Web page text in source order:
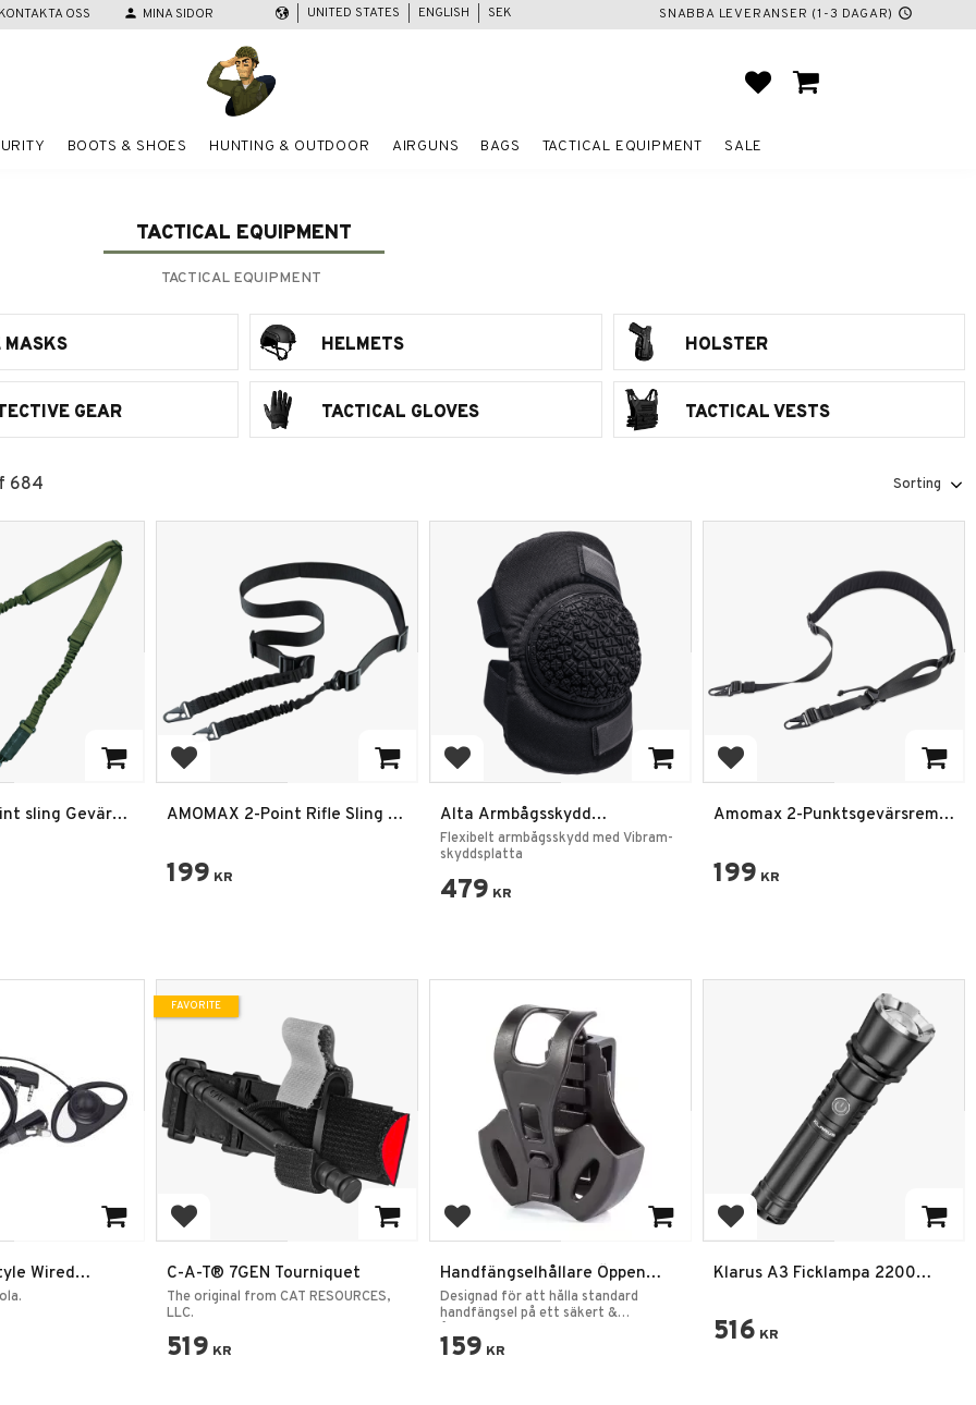
KONTAKTA OSS person MINA SIDOR SNABBA LEVERANSER (1-3 DAGAR) schedule
UNITED STATES ENGLISH SEK
FAVORITES
BASKET
BOOTS & SHOES HUNTING & OUTDOOR AIRGUNS BAGS TACTICAL EQUIPMENT SALE
TACTICAL EQUIPMENT
TACTICAL EQUIPMENT
MASKS HELMETS HOLSTER
GEAR TACTICAL GLOVES TACTICAL VESTS
684 Select sorting method
sling Gevär
Add to favorites
AMOMAX 2-Point Rifle Sling –
199 KR
Add to favorites
Alta Armbågsskydd
Altaflex360 Vibram Svart
Flexibelt armbågsskydd med Vibram-
skyddsplatta
479 KR
Add to favorites
Amomax 2-Punktsgevärsrem
199 KR
Wired
3.5mm
Add to favorites
C-A-T® 7GEN Tourniquet
The original from CAT RESOURCES,
LLC.
519 KR
FAVORITE
Add to favorites
Handfängselhållare Öppen
5,5cm
Designad för att hålla standard
handfängsel på ett säkert &
159 KR
Add to favorites
Klarus A3 Ficklampa 2200
516 KR